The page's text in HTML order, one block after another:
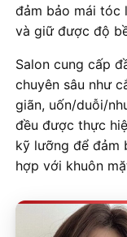
đảm bảo mái tóc
và giữ được độ
Salon cung cấp
chuyên sâu như
giãn, uốn/duỗi/
đều được thực
kỹ lưỡng để đảm
hợp với khuôn